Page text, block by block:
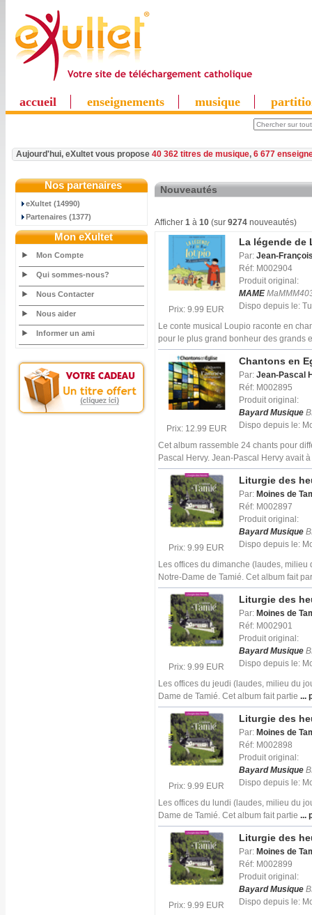
accueil enseignements musique
Aujourd'hui, eXultet vous propose 40 362 titres de musique, 6 677
Nos partenaires
eXultet (14990)
Partenaires (1377)
Mon eXultet
Mon Compte
Qui sommes-nous?
Nous Contacter
Nous aider
Informer un ami
Nouveautés
Afficher 1 à 10 (sur 9274 nouveautés)
Prix: 9.99 EUR
La légende de
Par: Jean-
Réf: M002904
Produit original:
MAME
Dispo depuis le:
Le conte musical Loupio raconte en
pour le plus grand bonheur des grands
Prix: 12.99 EUR
Chantons en
Par: Jean-Pascal
Réf: M002895
Produit original:
Bayard Musique
Dispo depuis le:
Cet album rassemble 24 chants pour
Pascal Hervy. Jean-Pascal Hervy avait à
Prix: 9.99 EUR
Liturgie des
Par: Moines de
Réf: M002897
Produit original:
Bayard Musique
Dispo depuis le:
Les offices du dimanche (laudes,
Notre-Dame de Tamié. Cet album fait
Prix: 9.99 EUR
Liturgie des
Par: Moines de
Réf: M002901
Produit original:
Bayard Musique
Dispo depuis le:
Les offices du jeudi (laudes, milieu du
Dame de Tamié. Cet album fait partie ...
Prix: 9.99 EUR
Liturgie des
Par: Moines de
Réf: M002898
Produit original:
Bayard Musique
Dispo depuis le:
Les offices du lundi (laudes, milieu du
Dame de Tamié. Cet album fait partie ...
Prix: 9.99 EUR
Liturgie des
Par: Moines de
Réf: M002899
Produit original:
Bayard Musique
Dispo depuis le: